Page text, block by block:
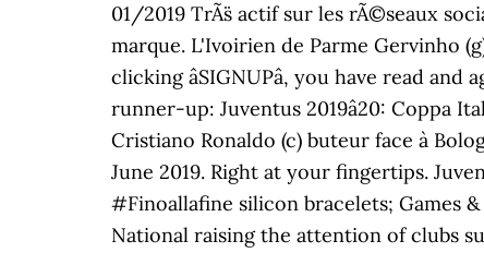
01/2019 TrÃ¨s actif sur les rÃ©seaux
marque. L'Ivoirien de Parme Gervinho
clicking âSIGNUPâ, you have read
runner-up: Juventus 2019â20: Coppa
Cristiano Ronaldo (c) buteur face à
June 2019. Right at your fingertips.
#Finoallafine silicon bracelets; Games &
National raising the attention of clubs